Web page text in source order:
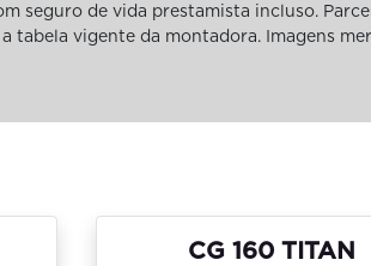
seguro de vida prestamista incluso.
tabela vigente da montadora. Imagens
CG 160 TITAN